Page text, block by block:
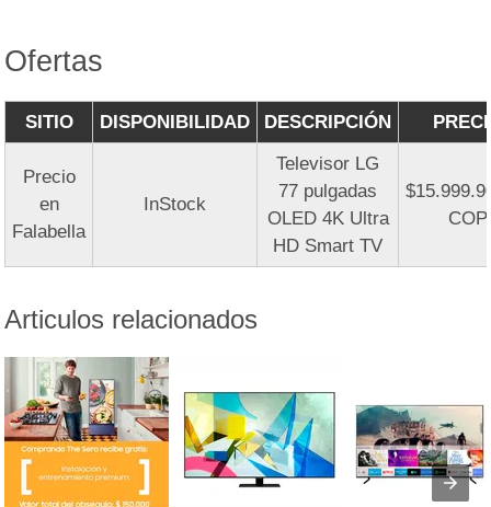
Ofertas
SITIO DISPONIBILIDAD DESCRIPCIÓN
Precio
en
Falabella
InStock
Televisor LG
77 pulgadas
OLED 4K Ultra
HD Smart TV
COP
Articulos relacionados